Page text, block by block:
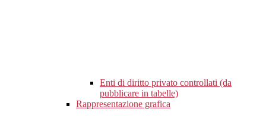
Enti di diritto privato controllati (da
pubblicare in tabelle)
Rappresentazione grafica